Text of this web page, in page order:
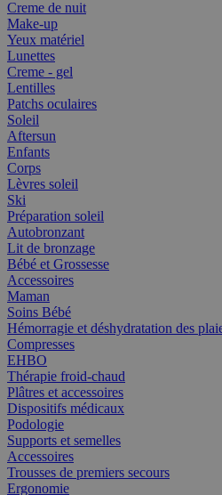
Creme de nuit
Make-up
Yeux matériel
Lunettes
Creme - gel
Lentilles
Patchs oculaires
Soleil
Aftersun
Enfants
Corps
Lèvres soleil
Ski
Préparation soleil
Autobronzant
Lit de bronzage
Bébé et Grossesse
Accessoires
Maman
Soins Bébé
Hémorragie et déshydratation des
Compresses
EHBO
Thérapie froid-chaud
Plâtres et accessoires
Dispositifs médicaux
Podologie
Supports et semelles
Accessoires
Trousses de premiers secours
Ergonomie